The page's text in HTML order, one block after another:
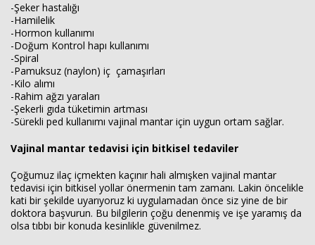
-Şeker hastalığı
-Hamilelik
-Hormon kullanımı
-Doğum Kontrol hapı kullanımı
-Spiral
-Pamuksuz (naylon) iç çamaşırları
-Kilo alımı
-Rahim ağzı yaraları
-Şekerli gıda tüketimin artması
-Sürekli ped kullanımı vajinal mantar için uygun ortam sağlar.
Vajinal mantar tedavisi için bitkisel tedaviler
Çoğumuz ilaç içmekten kaçınır hali almışken vajinal mantar
tedavisi için bitkisel yollar önermenin tam zamanı. Lakin öncelikle
kati bir şekilde uyarıyoruz ki uygulamadan önce siz yine de bir
doktora başvurun. Bu bilgilerin çoğu denenmiş ve işe yaramış da
olsa tıbbı bir konuda kesinlikle güvenilmez.